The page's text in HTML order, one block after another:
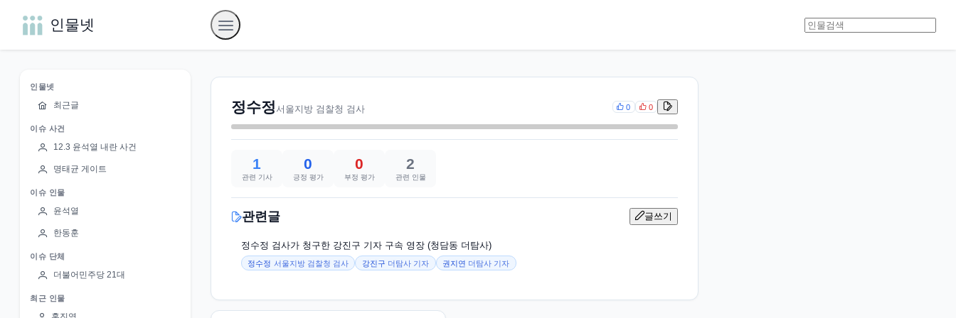
인물넷
인물넷
최근글
이슈 사건
12.3 윤석열 내란 사건
명태균 게이트
이슈 인물
윤석열
한동훈
이슈 단체
더불어민주당 21대
최근 인물
정수정 서울지방 검찰청 검사 0 0
1
관련 기사
0
긍정 평가
0
부정 평가
2
관련 인물
관련글 글쓰기
정수정 검사가 청구한 강진구 기자 구속 영장 (청담동 더탐사)
정수정 서울지방 검찰청 검사 강진구 더탐사 기자 권지연 더탐사 기자